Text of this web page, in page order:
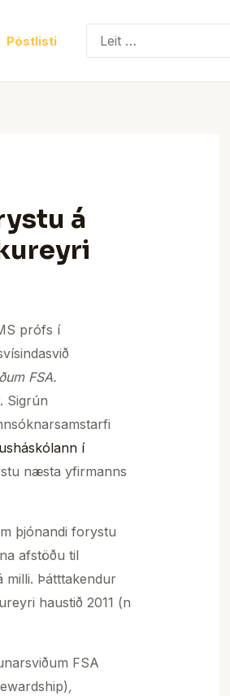
Póstlisti
Search
for:
á
prófs í
FSA.
Sigrún
í
næsta yfirmanns
þjónandi forystu
afstöðu til
Þátttakendur
haustið 2011 (n
FSA
,